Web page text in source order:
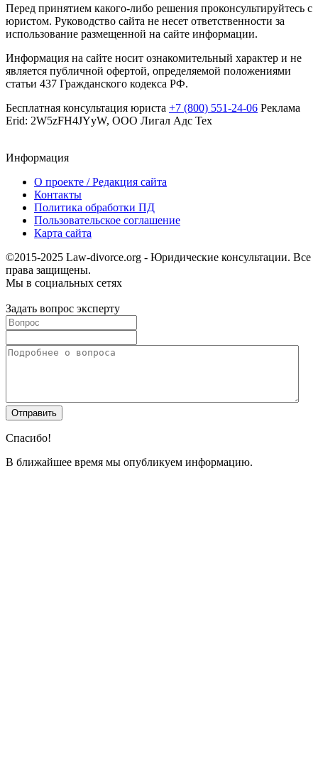
Перед принятием какого-либо решения проконсультируйтесь с
юристом. Руководство сайта не несет ответственности за
использование размещенной на сайте информации.
Информация на сайте носит ознакомительный характер и не
является публичной офертой, определяемой положениями
статьи 437 Гражданского кодекса РФ.
Бесплатная консультация юриста +7 (800) 551-24-06 Реклама
Erid: 2W5zFH4JYyW, ООО Лигал Адс Тех
Информация
О проекте / Редакция сайта
Контакты
Политика обработки ПД
Пользовательское соглашение
Карта сайта
©2015-2025 Law-divorce.org - Юридические консультации. Все
права защищены.
Мы в социальных сетях
Задать вопрос эксперту
Спасибо!
В ближайшее время мы опубликуем информацию.